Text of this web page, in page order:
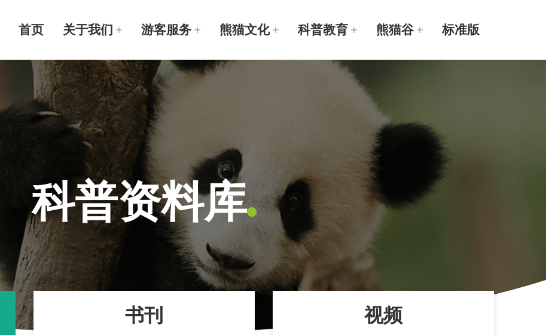
首页 关于我们 游客服务 熊猫文化 科普教育 熊猫谷 标准版
科普资料库
书刊 视频